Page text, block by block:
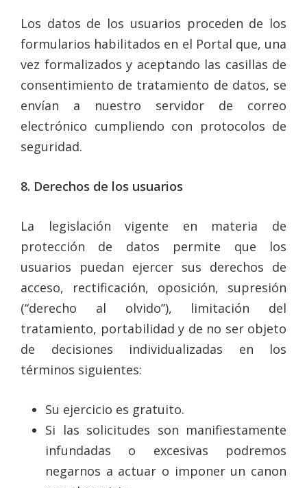
Los datos de los usuarios proceden de los
formularios habilitados en el Portal que, una
vez formalizados y aceptando las casillas de
consentimiento de tratamiento de datos, se
envían a nuestro servidor de correo
electrónico cumpliendo con protocolos de
seguridad.
8. Derechos de los usuarios
La legislación vigente en materia de
protección de datos permite que los
usuarios puedan ejercer sus derechos de
acceso, rectificación, oposición, supresión
(“derecho al olvido”), limitación del
tratamiento, portabilidad y de no ser objeto
de decisiones individualizadas en los
términos siguientes:
Su ejercicio es gratuito.
Si las solicitudes son manifiestamente
infundadas o excesivas podremos
negarnos a actuar o imponer un canon